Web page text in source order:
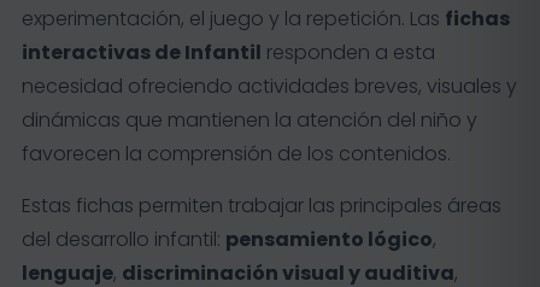
experimentación, el juego y la repetición. Las fichas
interactivas de Infantil responden a esta
necesidad ofreciendo actividades breves, visuales y
dinámicas que mantienen la atención del niño y
favorecen la comprensión de los contenidos.
Estas fichas permiten trabajar las principales áreas
del desarrollo infantil: pensamiento lógico,
lenguaje, discriminación visual y auditiva,